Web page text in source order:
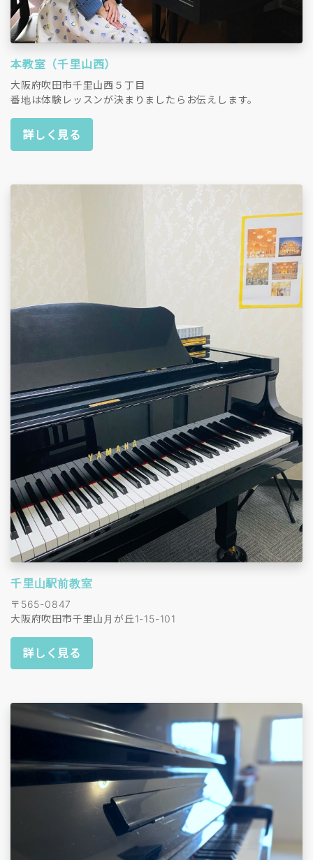
本教室（千里山西）
大阪府吹田市千里山西５丁目
番地は体験レッスンが決まりましたらお伝えします。
詳しく見る
千里山駅前教室
〒565-0847
大阪府吹田市千里山月が丘1-15-101
詳しく見る